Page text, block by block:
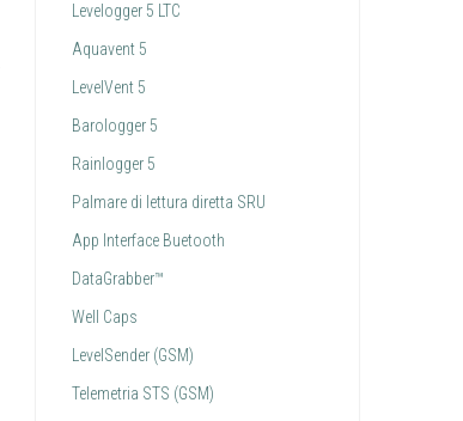
Levelogger 5 LTC
Aquavent 5
LevelVent 5
Barologger 5
Rainlogger 5
Palmare di lettura diretta SRU
App Interface Buetooth
DataGrabber™
Well Caps
LevelSender (GSM)
Telemetria STS (GSM)